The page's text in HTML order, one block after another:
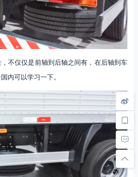
不仅仅是前轴到后轴之间有，在后轴到车
内可以学习一下。